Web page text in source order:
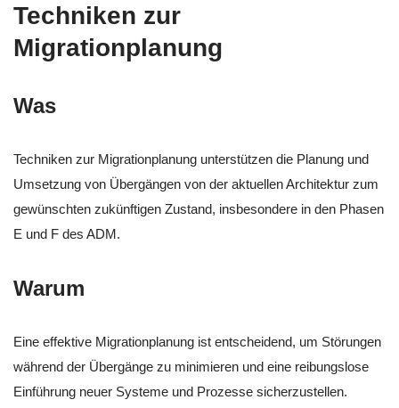
Techniken zur
Migrationplanung
Was
Techniken zur Migrationplanung unterstützen die Planung und
Umsetzung von Übergängen von der aktuellen Architektur zum
gewünschten zukünftigen Zustand, insbesondere in den Phasen
E und F des ADM.
Warum
Eine effektive Migrationplanung ist entscheidend, um Störungen
während der Übergänge zu minimieren und eine reibungslose
Einführung neuer Systeme und Prozesse sicherzustellen.